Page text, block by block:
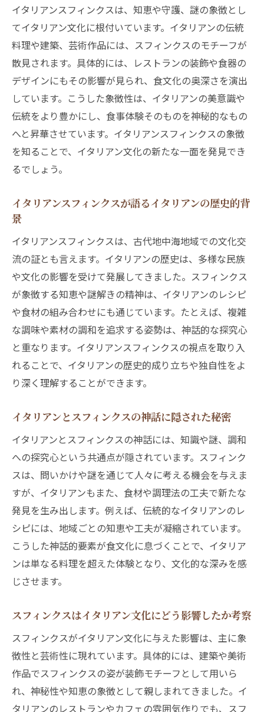
秘性
イタリアンスフィンクスを知れば歴史がもっと
面白くなる
イタリアンスフィンクスとイタリアンの歴史
的な進化を解説
イタリアンスフィンクスが歴史研究に与え
るインスピレーション
イタリアンとスフィンクスの関係が語る歴
史の深み
がる歴史観
歴史的体験
歴史から読み解くイタリアンスフィンクス
の魅力
スフィンクスの由来をたどるイタリアンの旅
イタリアンスフィンクスの由来とイタリアン
文化の旅路
スフィンクスの起源をイタリアンで体感す
る方法
楽しみ方
イタリアン体験で知るスフィンクスの由来
と神話
イタリアンスフィンクスが導くイタリアンの
新発見
スフィンクスの由来を巡るイタリアンの歴
史探訪
異文化交流から生まれるイタリアンスフィンク
スの魅力
イタリアンとスフィンクスが織りなす異文
異文化交流が育むイタリアンスフィンクス
の独自性
イタリアンとスフィンクスの魅力的な融合
を体感
イタリアンスフィンクスで味わう異文化体
イタリアンスフィンクスは、知恵や守護、謎の象徴とし
てイタリアン文化に根付いています。イタリアンの伝統
料理や建築、芸術作品には、スフィンクスのモチーフが
散見されます。具体的には、レストランの装飾や食器の
デザインにもその影響が見られ、食文化の奥深さを演出
しています。こうした象徴性は、イタリアンの美意識や
伝統をより豊かにし、食事体験そのものを神秘的なもの
へと昇華させています。イタリアンスフィンクスの象徴
を知ることで、イタリアン文化の新たな一面を発見でき
るでしょう。
イタリアンスフィンクスが語るイタリアンの歴史的背
景
イタリアンスフィンクスは、古代地中海地域での文化交
流の証とも言えます。イタリアンの歴史は、多様な民族
や文化の影響を受けて発展してきました。スフィンクス
が象徴する知恵や謎解きの精神は、イタリアンのレシピ
や食材の組み合わせにも通じています。たとえば、複雑
な調味や素材の調和を追求する姿勢は、神話的な探究心
と重なります。イタリアンスフィンクスの視点を取り入
れることで、イタリアンの歴史的成り立ちや独自性をよ
り深く理解することができます。
イタリアンとスフィンクスの神話に隠された秘密
イタリアンとスフィンクスの神話には、知識や謎、調和
への探究心という共通点が隠されています。スフィンク
スは、問いかけや謎を通じて人々に考える機会を与えま
すが、イタリアンもまた、食材や調理法の工夫で新たな
発見を生み出します。例えば、伝統的なイタリアンのレ
シピには、地域ごとの知恵や工夫が凝縮されています。
こうした神話的要素が食文化に息づくことで、イタリア
ンは単なる料理を超えた体験となり、文化的な深みを感
じさせます。
スフィンクスはイタリアン文化にどう影響したか考察
スフィンクスがイタリアン文化に与えた影響は、主に象
徴性と芸術性に現れています。具体的には、建築や美術
作品でスフィンクスの姿が装飾モチーフとして用いら
れ、神秘性や知恵の象徴として親しまれてきました。イ
タリアンのレストランやカフェの雰囲気作りでも、スフ